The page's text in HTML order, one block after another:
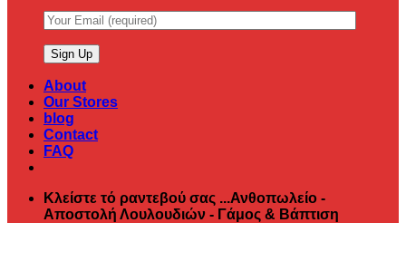
About
Our Stores
blog
Contact
FAQ
Κλείστε τό ραντεβού σας ...Ανθοπωλείο -
Αποστολή Λουλουδιών - Γάμος & Βάπτιση